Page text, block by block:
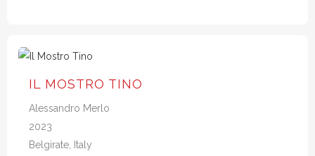
IL MOSTRO TINO
Alessandro Merlo
2023
Belgirate, Italy